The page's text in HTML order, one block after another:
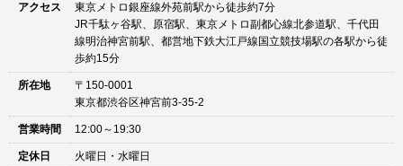
アクセス
東京メトロ銀座線外苑前駅から徒歩約7分
JR千駄ヶ谷駅、原宿駅、東京メトロ副都心線北参道駅、千代田
線明治神宮前駅、都営地下鉄大江戸線国立競技場駅の各駅から徒
歩約15分
所在地
〒150-0001
東京都渋谷区神宮前3-35-2
営業時間 12:00～19:30
定休日 火曜日・水曜日